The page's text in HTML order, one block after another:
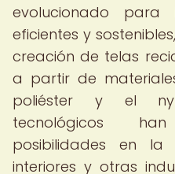
evolucionado para
eficientes y
creación de telas
a partir de
poliéster y el
tecnológicos
posibilidades en
interiores y otras